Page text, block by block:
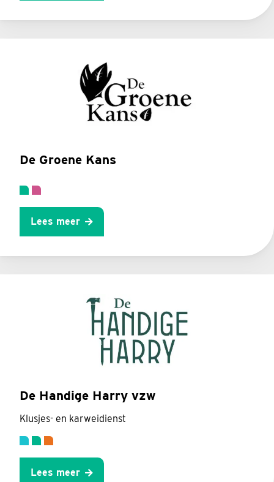
De Groene Kans
Lees meer
De Handige Harry vzw
Klusjes- en karweidienst
Lees meer